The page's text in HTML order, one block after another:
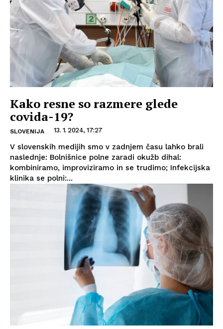
Kako resne so razmere glede
covida-19?
SLOVENIJA 13. 1. 2024, 17:27
V slovenskih medijih smo v zadnjem času lahko brali
naslednje: Bolnišnice polne zaradi okužb dihal:
kombiniramo, improviziramo in se trudimo; Infekcijska
klinika se polni:...